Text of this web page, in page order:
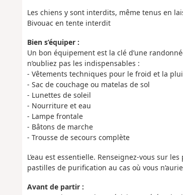
Les chiens y sont interdits, même tenus en
Bivouac en tente interdit
Bien s’équiper :
Un bon équipement est la clé d’une
n’oubliez pas les indispensables :
- Vêtements techniques pour le froid et la
- Sac de couchage ou matelas de sol
- Lunettes de soleil
- Nourriture et eau
- Lampe frontale
- Bâtons de marche
- Trousse de secours complète
L’eau est essentielle. Renseignez-vous sur
pastilles de purification au cas où vous
Avant de partir :